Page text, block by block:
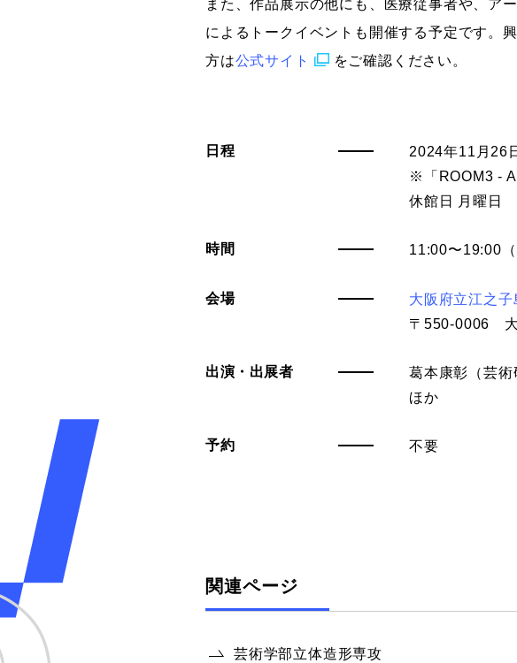
また、作品展示の他にも、医療従事者や、ア
によるトークイベントも開催する予定です。
方は公式サイト をご確認ください。
日程
2024年11月26
※「ROOM3 -
休館日 月曜日
時間 11:00〜19:00
会場
大阪府立江之
〒550-0006 大
出演・出展者
葛本康彰（芸術
ほか
予約 不要
関連ページ
芸術学部立体造形専攻